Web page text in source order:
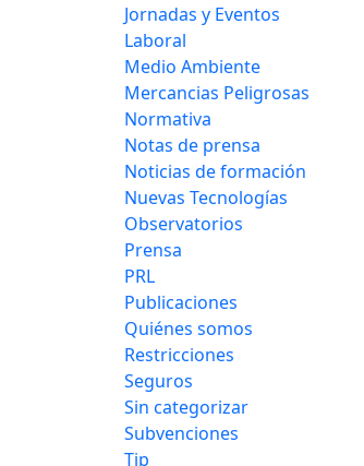
Jornadas y Eventos
Laboral
Medio Ambiente
Mercancias Peligrosas
Normativa
Notas de prensa
Noticias de formación
Nuevas Tecnologías
Observatorios
Prensa
PRL
Publicaciones
Quiénes somos
Restricciones
Seguros
Sin categorizar
Subvenciones
Tip